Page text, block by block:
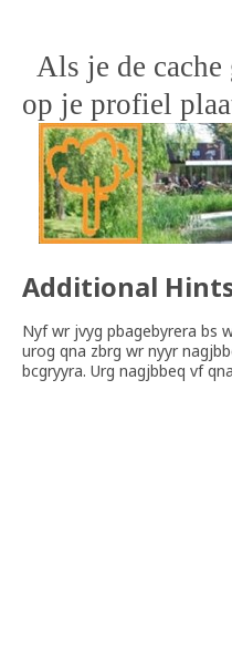
Als je de cache
op je profiel
Additional
Nyf wr jvyg pbagebyrera bs
urog qna zbrg wr nyyr
bcgryyra. Urg nagjbbeq vf